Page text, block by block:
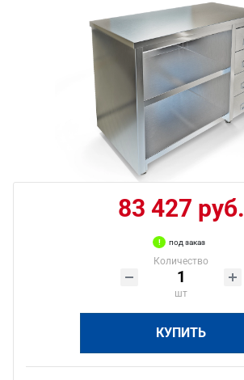
83 427 руб.
под заказ
Количество
шт
КУПИТЬ